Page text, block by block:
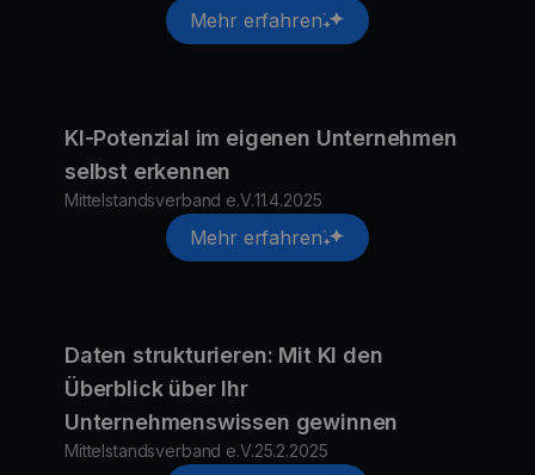
Mehr erfahren
KI-Potenzial im eigenen Unternehmen
selbst erkennen
Mittelstandsverband e.V.11.4.2025
Mehr erfahren
Daten strukturieren: Mit KI den
Überblick über Ihr
Unternehmenswissen gewinnen
Mittelstandsverband e.V.25.2.2025